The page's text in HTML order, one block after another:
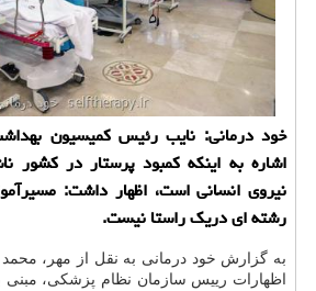
خود درمانی: نایب رئیس كمیسیون
اشاره به اینكه كمبود پرستار در كشور
نیروی انسانی است، اظهار داشت:
رشته ای دریك راستا نیست.
به گزارش خود درمانی به نقل از مهر،
اظهارات رییس سازمان نظام پزشكی، مبنی